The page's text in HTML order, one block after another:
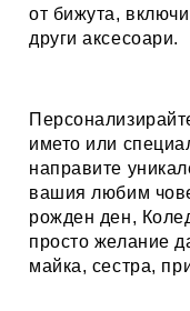
от бижута,
други аксесоари.
името или
направите
вашия любим
рожден ден,
просто желание
майка, сестра,